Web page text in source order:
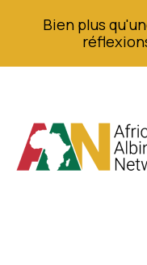
Bien plus